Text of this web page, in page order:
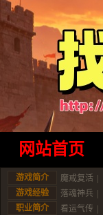
网站首页
游戏简介 魔戒复活
游戏经验
落魂神兵
职业简介
看运气传